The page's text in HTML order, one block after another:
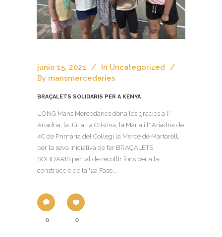
junio 15, 2021 In Uncategorized
By mansmercedaries
BRAÇALETS SOLIDARIS PER A KENYA
L'ONG Mans Mercedàries dóna les gràcies a l'
Ariadna, la Júlia, la Cristina, la Maria i l' Ariadna de
4C de Primària del Col·legi la Mercè de Martorell,
per la seva iniciativa de fer BRAÇALETS
SOLIDARIS per tal de recollir fons per a la
construcció de la "2a Fase...
0 0